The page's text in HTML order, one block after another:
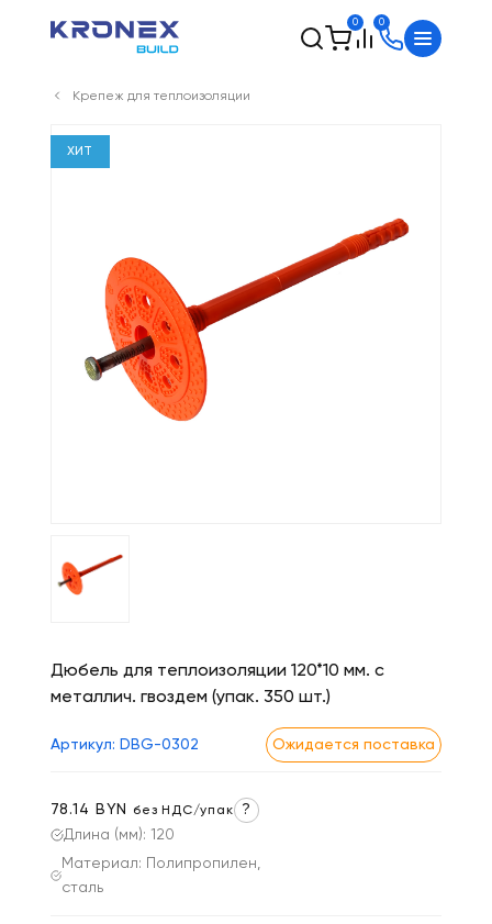
0 0
Крепеж для теплоизоляции
ХИТ
Дюбель для теплоизоляции 120*10 мм. с
металлич. гвоздем (упак. 350 шт.)
Артикул: DBG-0302 Ожидается поставка
Длина (мм): 120
Материал: Полипропилен,
сталь
78.14 BYN без НДС/упак ?